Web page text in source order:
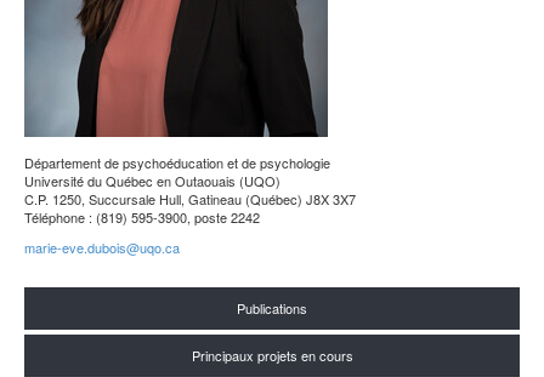
Département de psychoéducation et de psychologie
Université du Québec en Outaouais (UQO)
C.P. 1250, Succursale Hull, Gatineau (Québec) J8X 3X7
Téléphone : (819) 595-3900, poste 2242
marie-eve.dubois@uqo.ca
Publications
Principaux projets en cours